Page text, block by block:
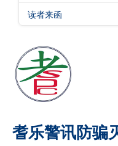
读者来函
耆乐警讯防骗